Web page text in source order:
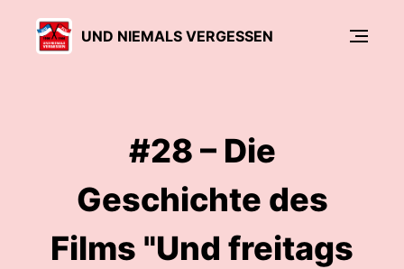
UND NIEMALS VERGESSEN
#28 – Die
Geschichte des
Films "Und freitags